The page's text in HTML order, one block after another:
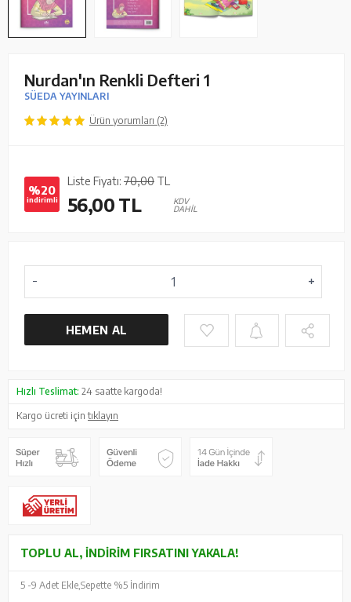
Nurdan'ın Renkli Defteri 1
SÜEDA YAYINLARI
Ürün yorumları (2)
%20
indirimli
Liste Fiyatı: 70,00 TL
56,00TL
KDV
DAHİL
HEMEN AL
Hızlı Teslimat: 24 saatte kargoda!
Kargo ücreti içintıklayın
TOPLU AL, İNDIRIM FIRSATINI YAKALA!
5 -9 Adet Ekle, Sepette %5 İndirim